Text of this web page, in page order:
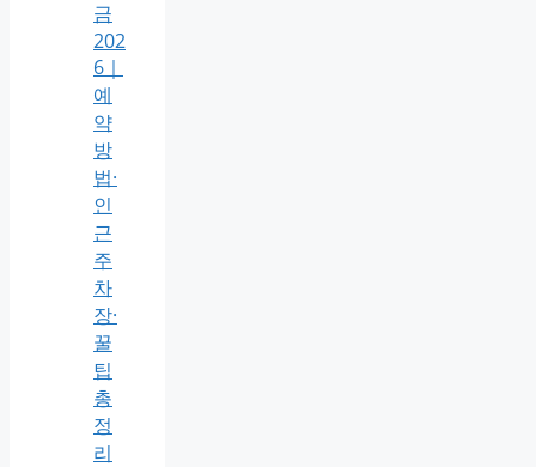
금
202
6｜
예
약
방
법·
인
근
주
차
장·
꿀
팁
총
정
리